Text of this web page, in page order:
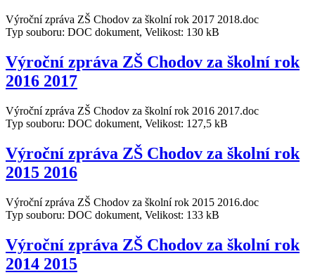
Výroční zpráva ZŠ Chodov za školní rok 2017 2018.doc
Typ souboru: DOC dokument, Velikost: 130 kB
Výroční zpráva ZŠ Chodov za školní rok
2016 2017
Výroční zpráva ZŠ Chodov za školní rok 2016 2017.doc
Typ souboru: DOC dokument, Velikost: 127,5 kB
Výroční zpráva ZŠ Chodov za školní rok
2015 2016
Výroční zpráva ZŠ Chodov za školní rok 2015 2016.doc
Typ souboru: DOC dokument, Velikost: 133 kB
Výroční zpráva ZŠ Chodov za školní rok
2014 2015